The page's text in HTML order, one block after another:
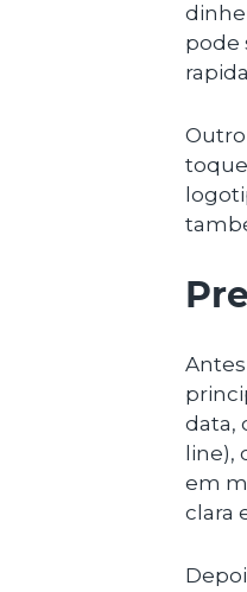
pode
data,
line),
em
clara